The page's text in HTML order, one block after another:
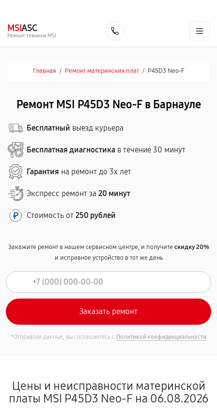
MSIASC
Ремонт техники MSI
Главная / Ремонт материнских плат / P45D3 Neo-F
Ремонт MSI P45D3 Neo-F в Барнауле
Бесплатный выезд курьера
Бесплатная диагностика в течение 30 минут
Гарантия на ремонт до 3х лет
Экспресс ремонт за 20 минут
Стоимость от 250 рублей
Закажите ремонт в нашем сервисном центре, и получитескидку 20%
и исправное устройство в тот же день
*Отправляя данные, вы соглашаетесь с Политикой конфиденциальности
Цены и неисправности материнской
платы MSI P45D3 Neo-F на 06.08.2026